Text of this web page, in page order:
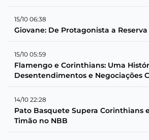
15/10 06:38
Giovane: De Protagonista a
15/10 05:59
Flamengo e Corinthians: Uma
Desentendimentos e Negociações
14/10 22:28
Pato Basquete Supera Corinthians
Timão no NBB